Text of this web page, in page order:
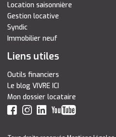
Location saisonnière
Gestion locative
Syndic
Immobilier neuf
Liens utiles
Outils financiers
Le blog VIVRE ICI
Mon dossier locataire